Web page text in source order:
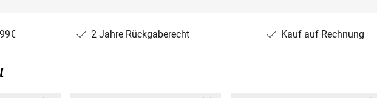
2 Jahre Rückgaberecht Kauf auf Rechnung